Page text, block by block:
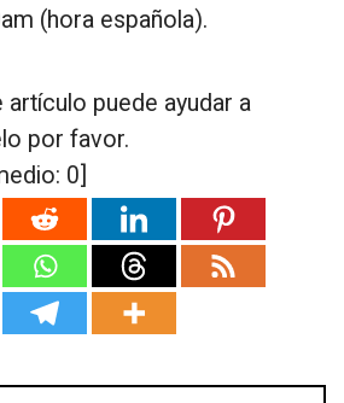
(hora española).
puede ayudar a
por favor.
0